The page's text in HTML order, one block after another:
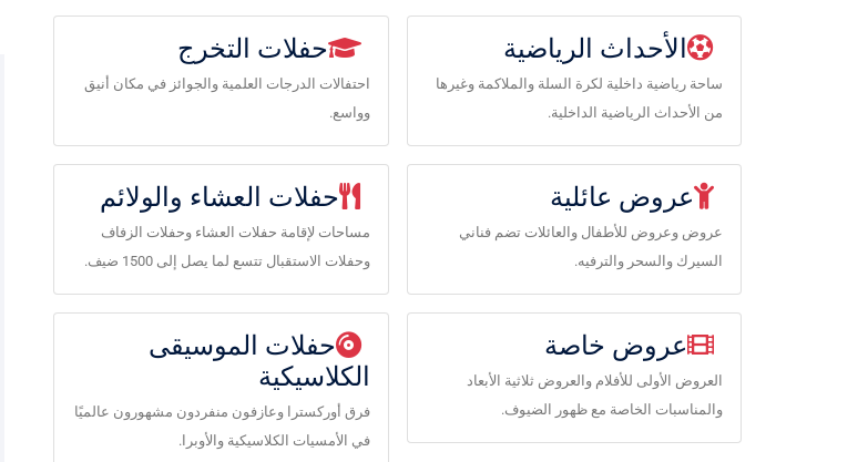
حفلات التخرج
احتفالات الدرجات العلمية والجوائز في مكان أنيق
وواسع.
الأحداث الرياضية
ساحة رياضية داخلية لكرة السلة والملاكمة وغيرها
من الأحداث الرياضية الداخلية.
حفلات العشاء والولائم
مساحات لإقامة حفلات العشاء وحفلات الزفاف
وحفلات الاستقبال تتسع لما يصل إلى 1500 ضيف.
عروض عائلية
عروض وعروض للأطفال والعائلات تضم فناني
السيرك والسحر والترفيه.
حفلات الموسيقى
الكلاسيكية
فرق أوركسترا وعازفون منفردون مشهورون عالميًا
في الأمسيات الكلاسيكية والأوبرا.
عروض خاصة
العروض الأولى للأفلام والعروض ثلاثية الأبعاد
والمناسبات الخاصة مع ظهور الضيوف.